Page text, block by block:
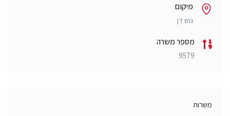
מיקום
גוש דן
מספר משרה
9579
משרות